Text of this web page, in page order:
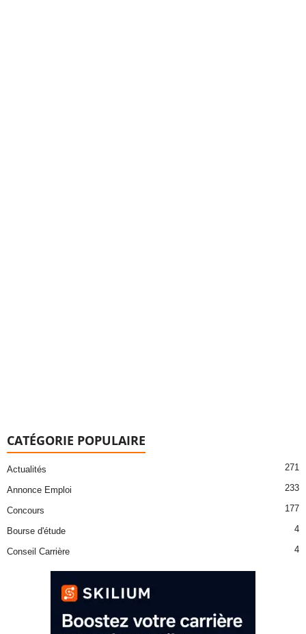
CATÉGORIE POPULAIRE
Actualités 271
Annonce Emploi 233
Concours 177
Bourse d'étude 4
Conseil Carrière 4